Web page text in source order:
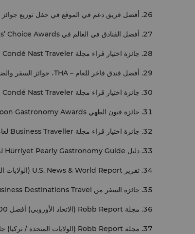
أفضل فريق دعم في الموقع في حفل توزيع جوائز Stella (ستيلا) لعام 2021
أفضل الفنادق في العالم في Experts’ Choice Awards (جوائز اختيار الخبراء) لعام 2021 – Trip Expert
جائزة اختيار قراء مجلة Condé Nast Traveler لعام 2020 – المرتبة الثالثة في قائمة أفضل فنادق تركيا واليونان لعام 2021
أفضل فندق فاخر للعام – THA، جوائز السفر والضيافة لعام 2020
جائزة اختيار قراء مجلة Condé Nast Traveler لعام 2019 – المرتبة 34 في قائمة أفضل 50 فندقاً في العالم
جائزة فنون الطهي Golden Spoon Gastronomy Awards لعام 2019 – قصر شانغ، أفضل مطعم ذي طابع أجنبي في إسطنبول
جائزة اختيار قراء مجلة Business Traveller لعام 2019 – أفضل فنادق في العالم (أفضل 50 فندقاً)
دليل Hürriyet Pearly Gastronomy Guide لعام 2017 – قصر شانغ، جائزة 3 Pearl Award
تقرير U.S. News & World Report (الولايات المتحدة) لأفضل قائمة فنادق للعام 2016-2017 – تصنيف الفئة الفضية لأفضل فنادق في أوروبا
جائزة السفر من BD – Business Destinations Travel – لأفضل فندق أعمال في تركيا، لعام 2015
مجلة Robb Report (الاتحاد الأوروبي) أفضل 100 فندق، مايو 2015
مجلة Robb Report (الولايات المتحدة / تركيا) جائزة الأفضل بين الأفضل في فئة الفنادق لعام 2014